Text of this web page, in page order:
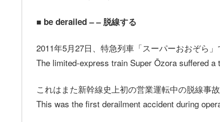
■ be derailed – – 脱線する
2011年5月27日、特急列車「スーパーおおぞら
The limited-express train Super Ōzora suffered
これはまた新幹線史上初の営業運転中の脱線事
This was the first derailment accident during